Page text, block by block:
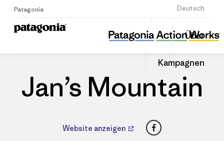
Patagonia Deutsch
Anmelden
Über
Kampagnen
Jan’s Mountain
Diesen
Beitrag
Auf
teilen
Jan’s Mountain
Website anzeigen Facebook